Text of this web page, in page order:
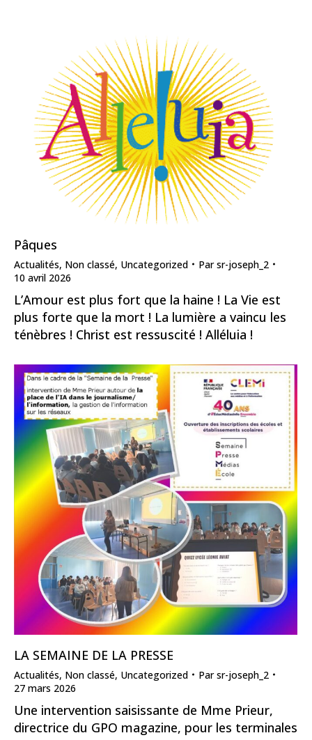
Pâques
Actualités, Non classé, Uncategorized Parsr-joseph_2
10 avril 2026
L’Amour est plus fort que la haine ! La Vie est
plus forte que la mort ! La lumière a vaincu les
ténèbres ! Christ est ressuscité ! Alléluia !
LA SEMAINE DE LA PRESSE
Actualités, Non classé, Uncategorized Parsr-joseph_2
27 mars 2026
Une intervention saisissante de Mme Prieur,
directrice du GPO magazine, pour les terminales